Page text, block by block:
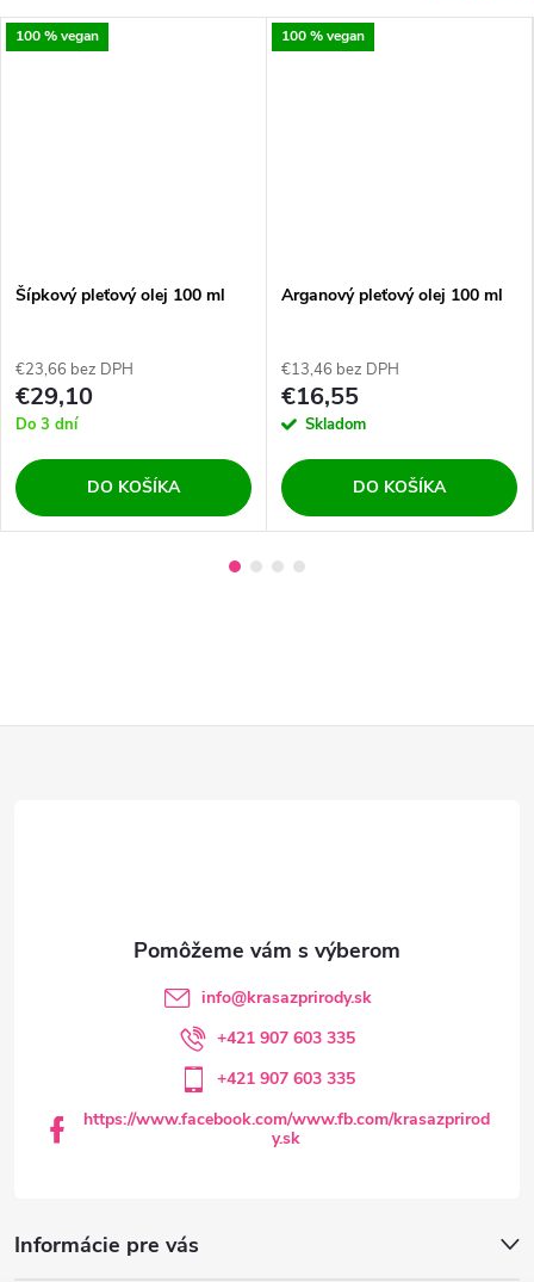
100 % vegan
Šípkový pleťový olej 100 ml
€23,66 bez DPH
€29,10
Do 3 dní
DO KOŠÍKA
100 % vegan
Arganový pleťový olej 100 ml
€13,46 bez DPH
€16,55
Skladom
DO KOŠÍKA
info@krasazprirody.sk
+421 907 603 335
+421 907 603 335
https://www.facebook.com/www.fb.com/krasazprirod
y.sk
Informácie pre vás